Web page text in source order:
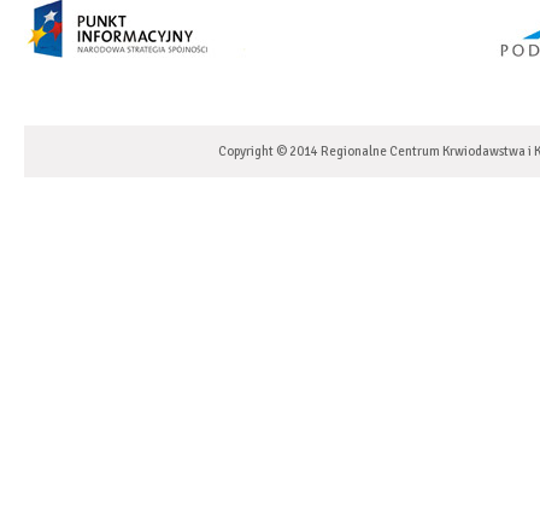
Copyright © 2014 Regionalne Centrum Krwiodawstwa